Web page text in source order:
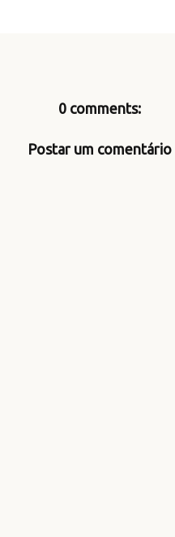
0 comments:
Postar um comentário